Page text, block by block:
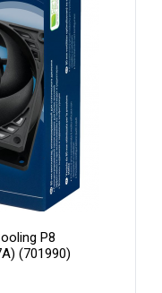
P8
(701990)